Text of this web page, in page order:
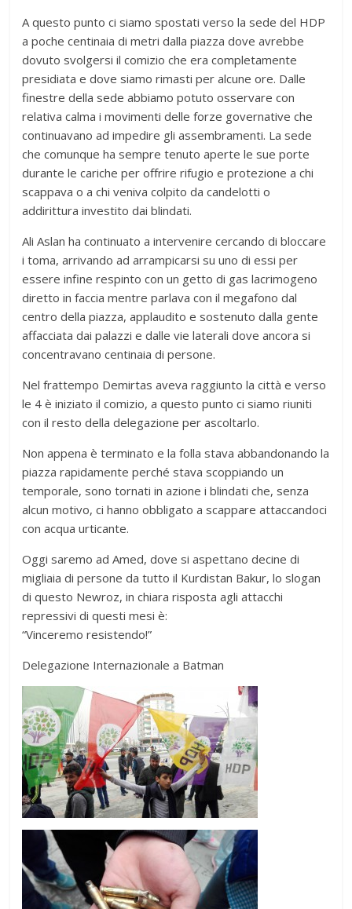
A questo punto ci siamo spostati verso la sede del HDP
a poche centinaia di metri dalla piazza dove avrebbe
dovuto svolgersi il comizio che era completamente
presidiata e dove siamo rimasti per alcune ore. Dalle
finestre della sede abbiamo potuto osservare con
relativa calma i movimenti delle forze governative che
continuavano ad impedire gli assembramenti. La sede
che comunque ha sempre tenuto aperte le sue porte
durante le cariche per offrire rifugio e protezione a chi
scappava o a chi veniva colpito da candelotti o
addirittura investito dai blindati.
Ali Aslan ha continuato a intervenire cercando di bloccare
i toma, arrivando ad arrampicarsi su uno di essi per
essere infine respinto con un getto di gas lacrimogeno
diretto in faccia mentre parlava con il megafono dal
centro della piazza, applaudito e sostenuto dalla gente
affacciata dai palazzi e dalle vie laterali dove ancora si
concentravano centinaia di persone.
Nel frattempo Demirtas aveva raggiunto la città e verso
le 4 è iniziato il comizio, a questo punto ci siamo riuniti
con il resto della delegazione per ascoltarlo.
Non appena è terminato e la folla stava abbandonando la
piazza rapidamente perché stava scoppiando un
temporale, sono tornati in azione i blindati che, senza
alcun motivo, ci hanno obbligato a scappare attaccandoci
con acqua urticante.
Oggi saremo ad Amed, dove si aspettano decine di
migliaia di persone da tutto il Kurdistan Bakur, lo slogan
di questo Newroz, in chiara risposta agli attacchi
repressivi di questi mesi è:
“Vinceremo resistendo!”
Delegazione Internazionale a Batman